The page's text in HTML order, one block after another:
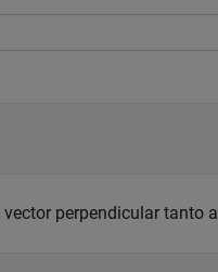
vector perpendicular tanto a